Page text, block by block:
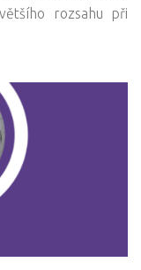
rozsahu při